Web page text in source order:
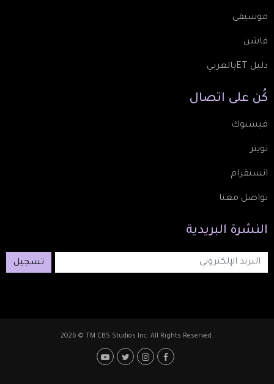
موسيقى
فاشن
دليل ETبالعربي
كُن على اتصال
فيسبوك
تويتر
انستقرام
تواصل معنا
النشرة البريدية
تسجيل
2026 © TM CBS Studios Inc. All Rights Reserved.
Footer: Social Media